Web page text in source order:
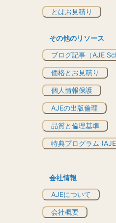
とはお見積り
その他のリソース
ブログ記事（AJE
価格とお見積り
個人情報保護
AJEの出版倫理
品質と倫理基準
特典プログラム
会社情報
AJEについて
会社概要